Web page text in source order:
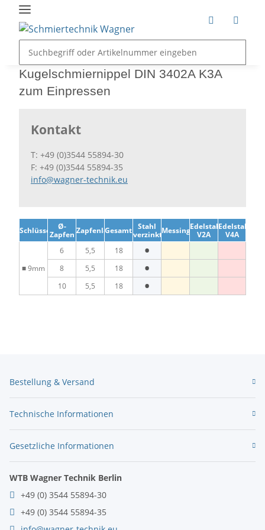
Kugelschmiernippel DIN 3402A K3A
zum Einpressen
Kontakt
T: +49 (0)3544 55894-30
F: +49 (0)3544 55894-35
info@wagner-technik.eu
Schlüsselweite
Ø-
Zapfen ZapfenlängeGesamtlänge
Stahl
verzinktMessingEdelstahl
V2A
Edelstahl
V4A
■9mm
6 5,5 18 •
8 5,5 18 •
10 5,5 18 •
Bestellung & Versand
Technische Informationen
Gesetzliche Informationen
WTB Wagner Technik Berlin
+49 (0) 3544 55894-30
+49 (0) 3544 55894-35